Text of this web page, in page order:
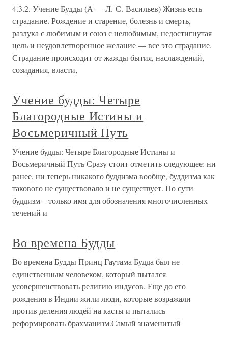
4.3.2. Учение Будды (А — Л. С. Васильев) Жизнь есть
страдание. Рождение и старение, болезнь и смерть,
разлука с любимым и союз с нелюбимым, недостигнутая
цель и неудовлетворенное желание — все это страдание.
Страдание происходит от жажды бытия, наслаждений,
созидания, власти,
Учение будды: Четыре
Благородные Истины и
Восьмеричный Путь
Учение будды: Четыре Благородные Истины и
Восьмеричный Путь Сразу стоит отметить следующее: ни
ранее, ни теперь никакого буддизма вообще, буддизма как
такового не существовало и не существует. По сути
буддизм – только имя для обозначения многочисленных
течений и
Во времена Будды
Во времена Будды Принц Гаутама Будда был не
единственным человеком, который пытался
усовершенствовать религию индусов. Еще до его
рождения в Индии жили люди, которые возражали
против деления людей на касты и пытались
реформировать брахманизм.Самый знаменитый